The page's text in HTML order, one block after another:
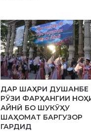
ДАР ШАҲРИ ДУШАНБЕ
РӮЗИ ФАРҲАНГИИ
АЙНӢ БО ШУКӮҲУ
ШАҲОМАТ БАРГУЗОР
ГАРДИД